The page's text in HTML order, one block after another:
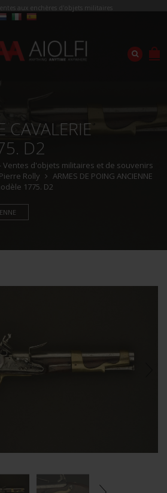
aux enchères d'objets militaires
CAVALERIE
D2
Ventes d'objets militaires et de souvenirs
Rolly
ARMES DE POING ANCIENNE
1775. D2